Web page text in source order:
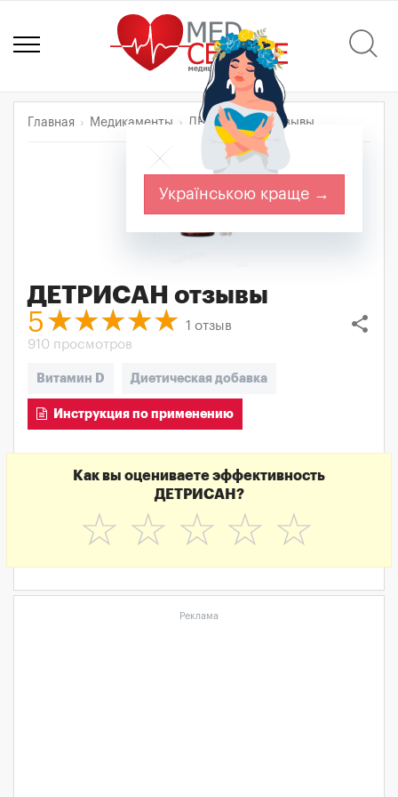
Главная Медикаменты ДЕТРИСАН Отзывы
ДЕТРИСАН отзывы
share
5 1 отзыв
910 просмотров
Витамин D Диетическая добавка
Инструкция по применению
Как вы оцениваете эффективность
ДЕТРИСАН?
☆
☆
☆
☆
☆
Реклама
Українською краще →